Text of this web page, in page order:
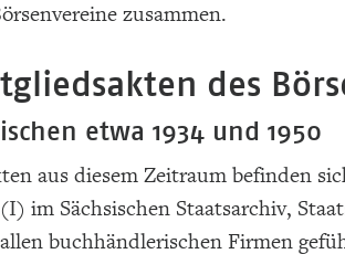
zusammen.
des
etwa 1934 und 1950
aus diesem Zeitraum befinden
im Sächsischen Staatsarchiv,
buchhändlerischen Firmen